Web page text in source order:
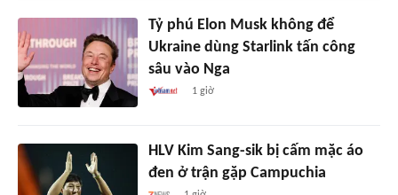
Tỷ phú Elon Musk không để
Ukraine dùng Starlink tấn công
sâu vào Nga
1 giờ
HLV Kim Sang-sik bị cấm mặc áo
đen ở trận gặp Campuchia